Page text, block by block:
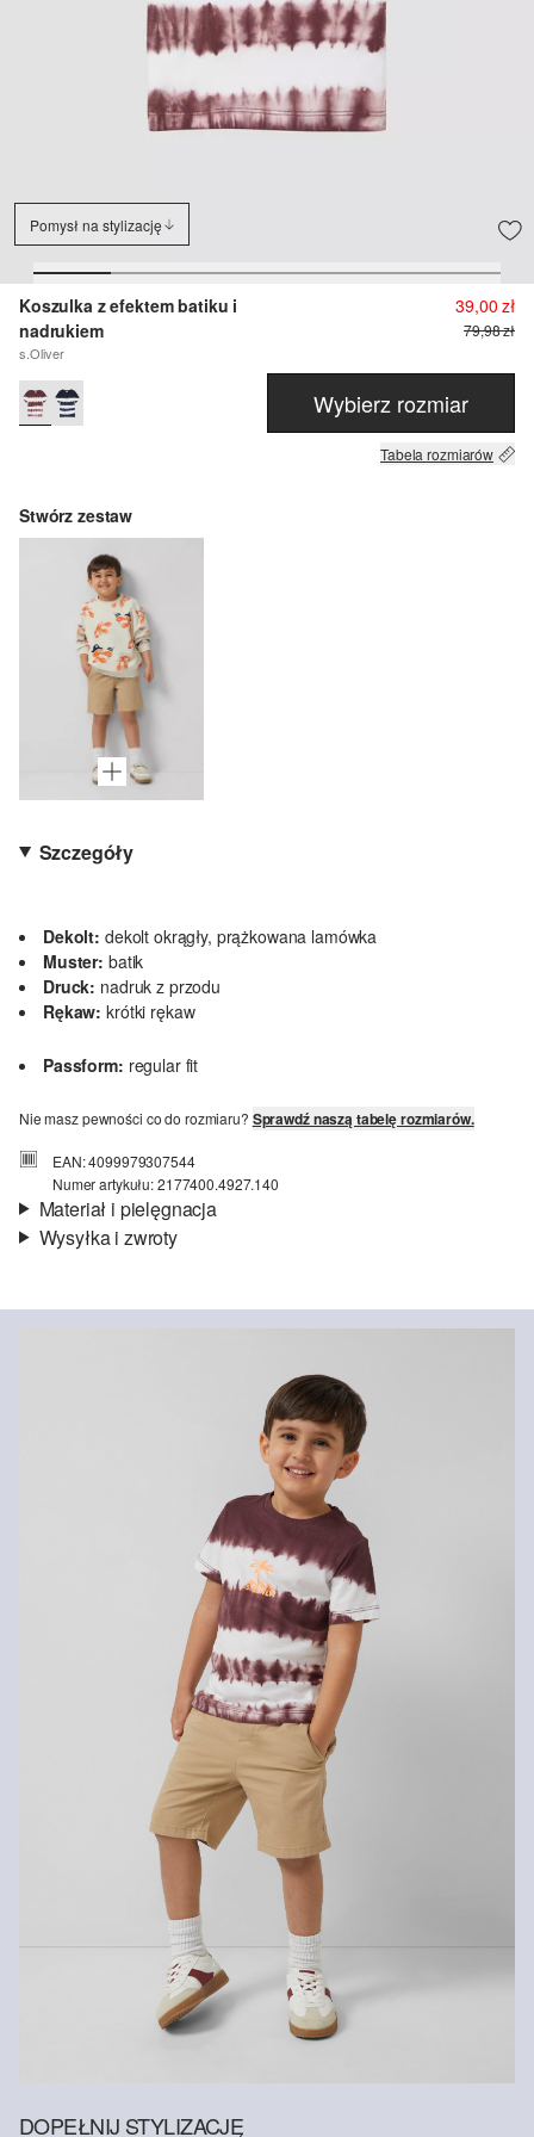
Pomysł na stylizację
Koszulka z efektem batiku i
nadrukiem
s.Oliver
39,00 zł
79,98 zł
Wybierz rozmiar
Tabela rozmiarów
Stwórz zestaw
Szczegóły
Dekolt: dekolt okrągły, prążkowana lamówka
Muster: batik
Druck: nadruk z przodu
Rękaw: krótki rękaw
Passform: regular fit
Nie masz pewności co do rozmiaru? Sprawdź naszą tabelę rozmiarów.
EAN: 4099979307544
Numer artykułu: 2177400.4927.140
Materiał i pielęgnacja
Material: bawełna
Nie wybielać/nie chlorować
Nie czyścić chemicznie
Pranie standardowe 40°C
Prasować w średniej temperaturze
Suszyć w niskiej temperaturze
Wysyłka i zwroty
Czas dostawy jest wyświetlany podczas procesu zamówienia (kroki
Koszt wysyłki wynosi 15 zł (opłata ryczałtowa).
Zwrot produktów możliwy jest w ciągu 14 dni.
DOPEŁNIJ STYLIZACJĘ